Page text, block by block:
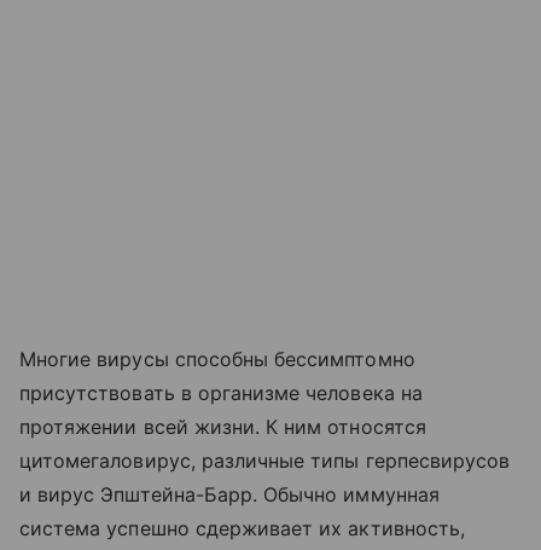
Многие вирусы способны бессимптомно
присутствовать в организме человека на
протяжении всей жизни. К ним относятся
цитомегаловирус, различные типы герпесвирусов
и вирус Эпштейна-Барр. Обычно иммунная
система успешно сдерживает их активность,